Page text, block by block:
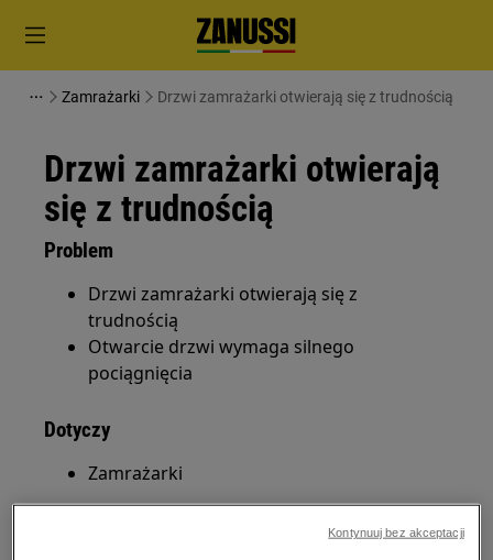
Zamrażarki Drzwi zamrażarki otwierają się z trudnością
Drzwi zamrażarki otwierają
się z trudnością
Problem
Drzwi zamrażarki otwierają się z
trudnością
Otwarcie drzwi wymaga silnego
pociągnięcia
Dotyczy
Zamrażarki
Kontynuuj bez akceptacji